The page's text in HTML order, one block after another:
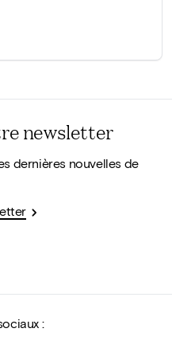
newsletter
dernières nouvelles de
: